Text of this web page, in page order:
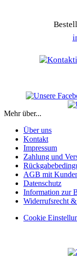
Mehr über...
Über uns
Kontakt
Impressum
Zahlung und
AGB mit
Datenschutz
Information zur
Widerrufsrecht
Cookie